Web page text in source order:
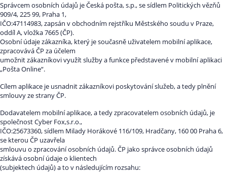
Správcem osobních údajů je Česká pošta, s.p., se sídlem Politických vězňů
909/4, 225 99, Praha 1,
IČO:47114983, zapsán v obchodním rejstříku Městského soudu v Praze,
oddíl A, vložka 7665 (ČP).
Osobní údaje zákazníka, který je současně uživatelem mobilní aplikace,
zpracovává ČP za účelem
umožnit zákazníkovi využít služby a funkce představené v mobilní aplikaci
„Pošta Online“.
Cílem aplikace je usnadnit zákazníkovi poskytování služeb, a tedy plnění
smlouvy ze strany ČP.
Dodavatelem mobilní aplikace, a tedy zpracovatelem osobních údajů, je
společnost Cyber Fox,s.r.o.,
IČO:25673360, sídlem Milady Horákové 116/109, Hradčany, 160 00 Praha 6,
se kterou ČP uzavřela
smlouvu o zpracování osobních údajů. ČP jako správce osobních údajů
získává osobní údaje o klientech
(subjektech údajů) a to v následujícím rozsahu: